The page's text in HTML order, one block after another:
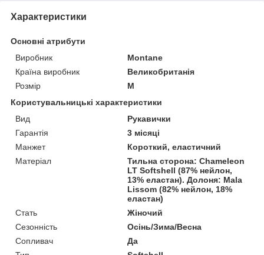
Характеристики
Основні атрибути
Виробник
Montane
Країна виробник
Великобританія
Розмір
M
Користувальницькі характеристики
Вид
Рукавички
Гарантія
3 місяці
Манжет
Короткий, еластичний
Матеріал
Тильна сторона: Chameleon
LT Softshell (87% нейлон,
13% еластан). Долоня: Mala
Lissom (82% нейлон, 18%
еластан)
Стать
Жіночий
Сезонність
Осінь/Зима/Весна
Сопливач
Да